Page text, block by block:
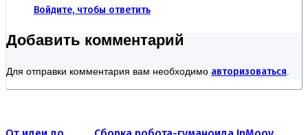
Войдите, чтобы ответить
Добавить комментарий
Для отправки комментария вам необходимо авторизоваться.